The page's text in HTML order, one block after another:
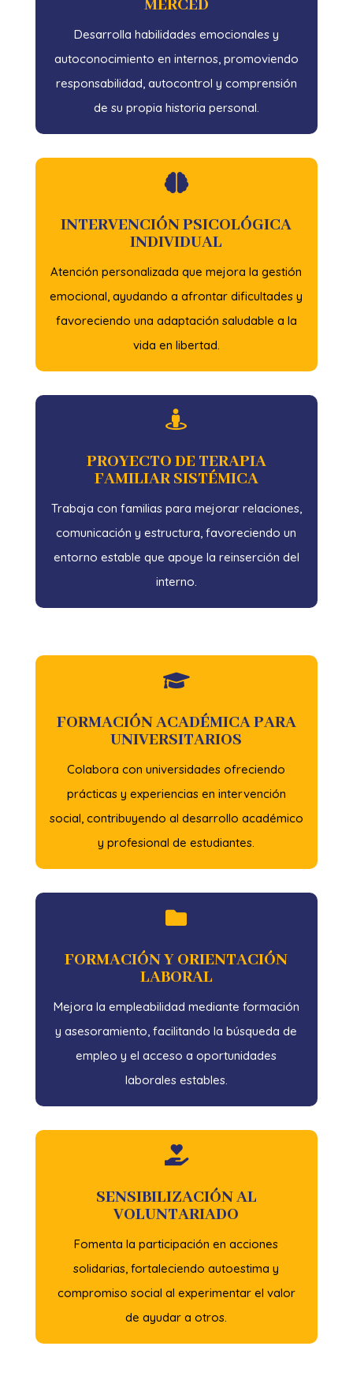
MERCED
Desarrolla habilidades emocionales y
autoconocimiento en internos, promoviendo
responsabilidad, autocontrol y comprensión
de su propia historia personal.

INTERVENCIÓN PSICOLÓGICA
INDIVIDUAL
Atención personalizada que mejora la gestión
emocional, ayudando a afrontar dificultades y
favoreciendo una adaptación saludable a la
vida en libertad.

PROYECTO DE TERAPIA
FAMILIAR SISTÉMICA
Trabaja con familias para mejorar relaciones,
comunicación y estructura, favoreciendo un
entorno estable que apoye la reinserción del
interno.

FORMACIÓN ACADÉMICA PARA
UNIVERSITARIOS
Colabora con universidades ofreciendo
prácticas y experiencias en intervención
social, contribuyendo al desarrollo académico
y profesional de estudiantes.

FORMACIÓN Y ORIENTACIÓN
LABORAL
Mejora la empleabilidad mediante formación
y asesoramiento, facilitando la búsqueda de
empleo y el acceso a oportunidades
laborales estables.

SENSIBILIZACIÓN AL
VOLUNTARIADO
Fomenta la participación en acciones
solidarias, fortaleciendo autoestima y
compromiso social al experimentar el valor
de ayudar a otros.